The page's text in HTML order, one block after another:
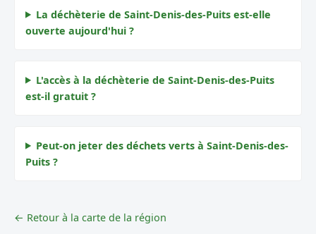
La déchèterie de Saint-Denis-des-Puits est-elle
ouverte aujourd'hui ?
L'accès à la déchèterie de Saint-Denis-des-Puits
est-il gratuit ?
Peut-on jeter des déchets verts à Saint-Denis-des-
Puits ?
← Retour à la carte de la région